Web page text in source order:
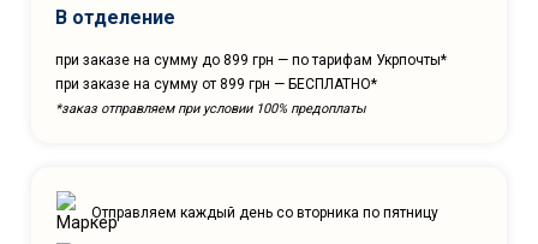
В отделение
при заказе на сумму до 899 грн — по тарифам Укрпочты*
при заказе на сумму от 899 грн — БЕСПЛАТНО*
*заказ отправляем при условии 100% предоплаты
Отправляем каждый день со вторника по пятницу